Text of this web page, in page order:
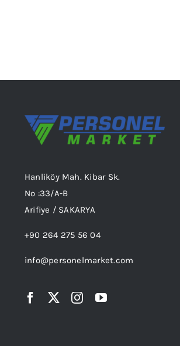
Hanliköy Mah. Kibar Sk.
No :33/A-B
Arifiye / SAKARYA
+90 264 275 56 04
info@personelmarket.com